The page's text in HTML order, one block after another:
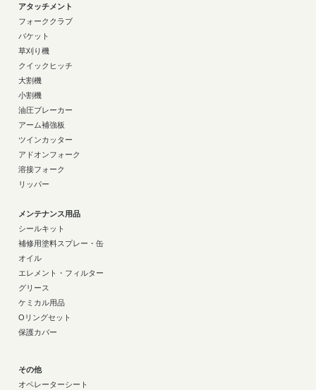
アタッチメント
フォーククラブ
バケット
草刈り機
クイックヒッチ
大割機
小割機
油圧ブレーカー
アーム補強板
ツインカッター
アドオンフォーク
溶接フォーク
リッパー
メンテナンス用品
シールキット
補修用塗料スプレー・缶
オイル
エレメント・フィルター
グリース
ケミカル用品
Oリングセット
保護カバー
その他
オペレーターシート